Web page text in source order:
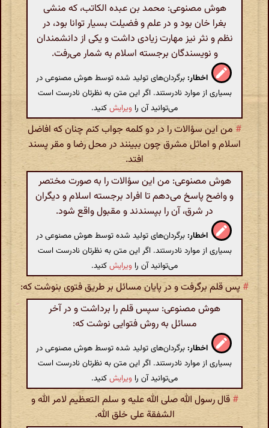
هوش مصنوعی: محمد بن عبده الکاتب، که منشی
بغرا خان بود و در علم و فضیلت بسیار توانا بود، در
نظم و نثر نیز مهارت زیادی داشت و یکی از دانشمندان
و نویسندگان برجسته اسلام به شمار می‌رفت.
اخطار: برگردان‌های تولید شده توسط هوش مصنوعی در
بسیاری از موارد نادرستند. اگر این متن به نظرتان نادرست است
می‌توانید آن را ویرایشکنید.
# من این سؤالات را در دو کلمه جواب کنم چنان که افاضل
اسلام و اماثل مشرق چون ببینند در محل رضا و مقر پسند
افتد.
هوش مصنوعی: من این سؤالات را به صورت مختصر
و واضح پاسخ می‌دهم تا افراد برجسته اسلام و دیگران
در شرق، آن را بپسندند و مقبول واقع شود.
اخطار: برگردان‌های تولید شده توسط هوش مصنوعی در
بسیاری از موارد نادرستند. اگر این متن به نظرتان نادرست است
می‌توانید آن را ویرایشکنید.
#پس قلم برگرفت و در پایان مسائل بر طریق فتوی بنوشت که:
هوش مصنوعی: سپس قلم را برداشت و در آخر
مسائل به روش فتوایی نوشت که:
اخطار: برگردان‌های تولید شده توسط هوش مصنوعی در
بسیاری از موارد نادرستند. اگر این متن به نظرتان نادرست است
می‌توانید آن را ویرایشکنید.
# قال رسول الله صلی الله علیه و سلم التعظیم لامر الله و
الشفقة علی خلق الله.